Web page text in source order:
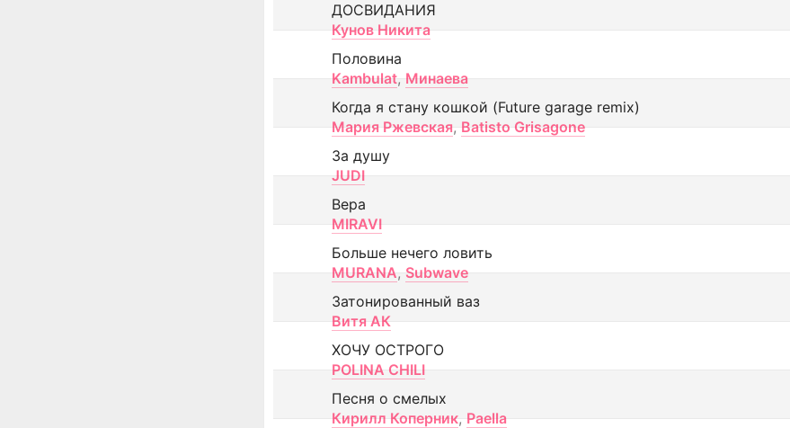
ДОСВИДАНИЯ
Кунов Никита
Половина
Kambulat, Минаева
Когда я стану кошкой (Future garage remix)
Мария Ржевская, Batisto Grisagone
За душу
JUDI
Вера
MIRAVI
Больше нечего ловить
MURANA, Subwave
Затонированный ваз
Витя АК
ХОЧУ ОСТРОГО
POLINA CHILI
Песня о смелых
Кирилл Коперник, Paella